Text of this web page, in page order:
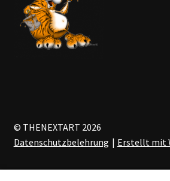
© THENEXTART 2026
Datenschutzbelehrung
Erstellt mit